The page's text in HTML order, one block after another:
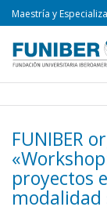
Maestría y
FUNIBER
proyectos
modalidad